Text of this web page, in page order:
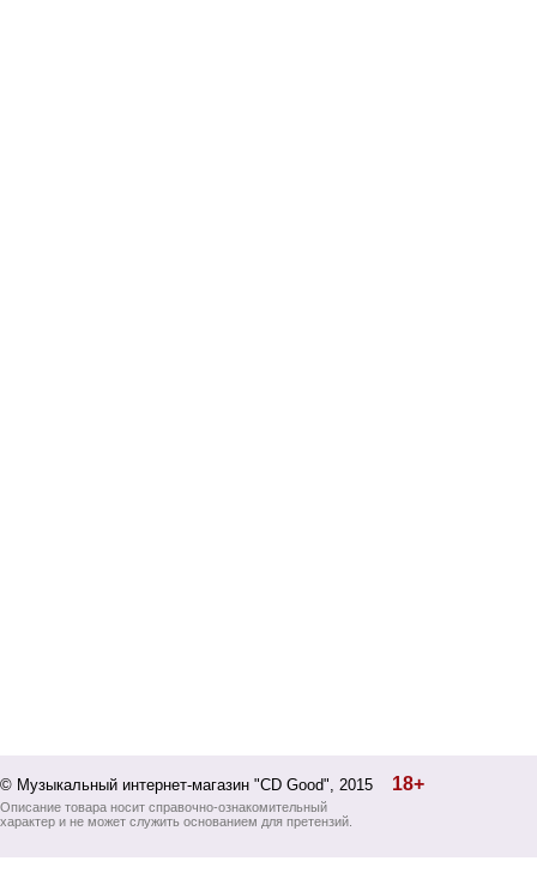
© Музыкальный интернет-магазин "CD Good", 2015 18+
Описание товара носит справочно-ознакомительный
характер и не может служить основанием для претензий.